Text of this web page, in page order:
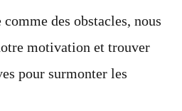
des obstacles, nous
motivation et trouver
pour surmonter les